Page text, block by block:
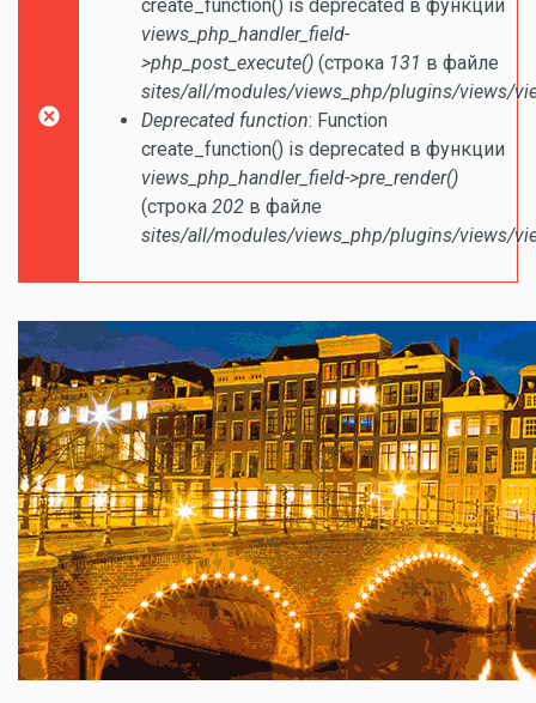
create_function() is deprecated в функции
views_php_handler_field-
>php_post_execute() (строка 131 в файле
sites/all/modules/views_php/plugins/views/
Deprecated function: Function
create_function() is deprecated в функции
views_php_handler_field->pre_render()
(строка 202 в файле
sites/all/modules/views_php/plugins/views/